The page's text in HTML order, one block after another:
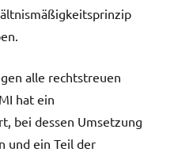
alle rechtstreuen
hat ein
bei dessen Umsetzung
und ein Teil der